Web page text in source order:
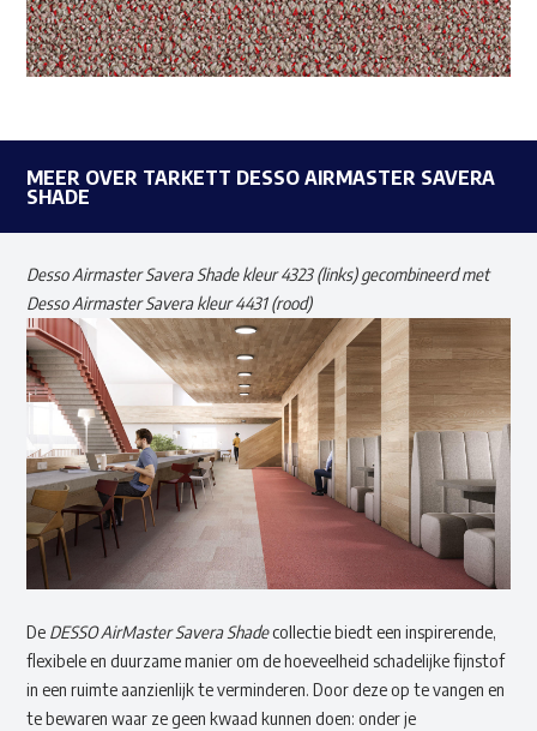
MEER OVER TARKETT DESSO AIRMASTER SAVERA
SHADE
Desso Airmaster Savera Shade kleur 4323 (links) gecombineerd met
Desso Airmaster Savera kleur 4431 (rood)
De DESSO AirMaster Savera Shadecollectie biedt een inspirerende,
flexibele en duurzame manier om de hoeveelheid schadelijke fijnstof
in een ruimte aanzienlijk te verminderen. Door deze op te vangen en
te bewaren waar ze geen kwaad kunnen doen: onder je